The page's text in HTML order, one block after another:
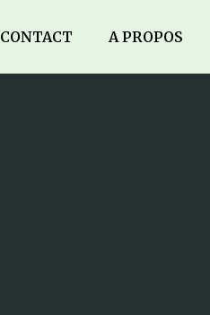
CONTACT A PROPOS